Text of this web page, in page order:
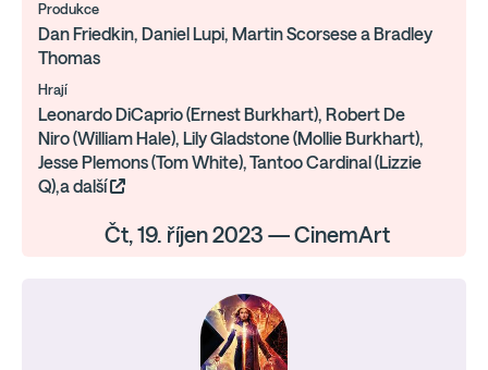
Produkce
Dan Friedkin, Daniel Lupi, Martin Scorsese a Bradley
Thomas
Hrají
Leonardo DiCaprio (Ernest Burkhart), Robert De
Niro (William Hale), Lily Gladstone (Mollie Burkhart),
Jesse Plemons (Tom White), Tantoo Cardinal (Lizzie
Q),a další
Čt, 19. říjen 2023 — CinemArt